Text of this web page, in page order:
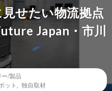
見せたい物流拠点
Japan・市川
ー/製品
ット 独自取材